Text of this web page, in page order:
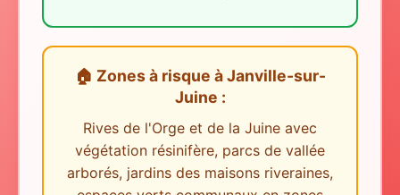
🏠 Zones à risque à Janville-sur-
Juine :
Rives de l'Orge et de la Juine avec
végétation résinifère, parcs de vallée
arborés, jardins des maisons riveraines,